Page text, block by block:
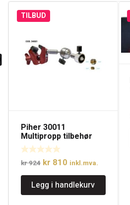
TILBUD
Piher 30011
Multipropp tilbehør
laserfeste
kr924 Opprinnelig
pris
var:
kr 924.
kr 810 Nåværende
pris
er:
kr 810.
inkl.mva.
Legg i handlekurv